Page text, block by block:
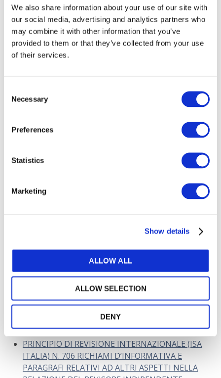
We also share information about your use of our site with
our social media, advertising and analytics partners who
may combine it with other information that you’ve
provided to them or that they’ve collected from your use
of their services.
Selection
Necessary
Preferences
Statistics
Marketing
Show details
ALLOW ALL
ALLOW SELECTION
DENY
contengono il bilancio oggetto di revisione contabile
PRINCIPIO DI REVISIONE INTERNAZIONALE (ISA
ITALIA) N. 701 COMUNICAZIONE DEGLI ASPETTI
CHIAVE DELLA REVISIONE CONTABILE NELLA
RELAZIONE DEL REVISORE INDIPENDENTE
(Italian)
PRINCIPIO DI REVISIONE INTERNAZIONALE (ISA
ITALIA) N. 705 MODIFICHE AL GIUDIZIO NELLA
RELAZIONE DEL REVISORE INDIPENDENTE
(Italian)
PRINCIPIO DI REVISIONE INTERNAZIONALE (ISA
ITALIA) N. 706 RICHIAMI D’INFORMATIVA E
PARAGRAFI RELATIVI AD ALTRI ASPETTI NELLA